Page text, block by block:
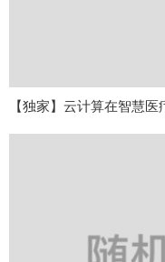
【独家】云计算在智慧